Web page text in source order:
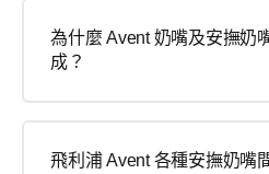
為什麼 Avent 奶嘴及安撫奶
成？
飛利浦 Avent 各種安撫奶嘴